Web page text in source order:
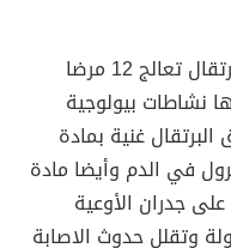
أكدت دراسة علمية حديثة ان ثمار البرتقال تعالج 12 مرضا
نشاطات بيولوجية
غنية بمادة
في الدم وأيضا مادة
على جدران الأوعية
وتقلل حدوث الاصابة